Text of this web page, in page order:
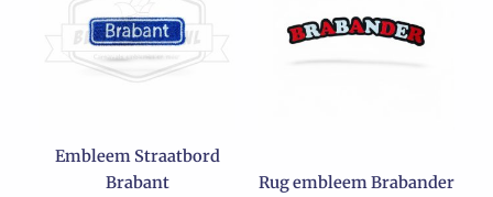
Embleem Straatbord
Brabant
Rug embleem Brabander